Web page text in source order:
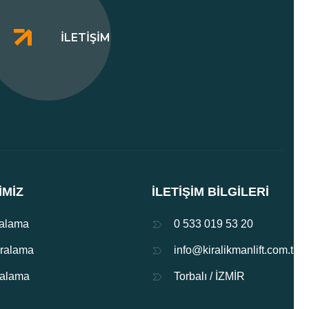
İLETIŞIM
İLETIŞIM BILGILERI
0 533 019 53 20
info@kiralikmanlift.com.tr
Torbalı / İZMİR